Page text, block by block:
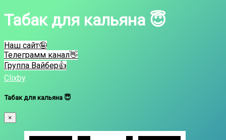
Табак для кальяна 😇
Наш сайт🤪
Телеграмм канал👋
Группа Вайбер👍
Clixby
Табак для кальяна 😇
×